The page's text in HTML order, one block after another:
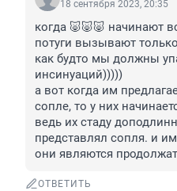
18 сентября 2023, 20:35
когда 🐷🐷🐷 начинают
потуги вызывают
как будто мы должны
инсинуаций)))))
а вот когда им
сопле, то у них
ведь их стаду
представлял сопля. и
они являются
ОТВЕТИТЬ